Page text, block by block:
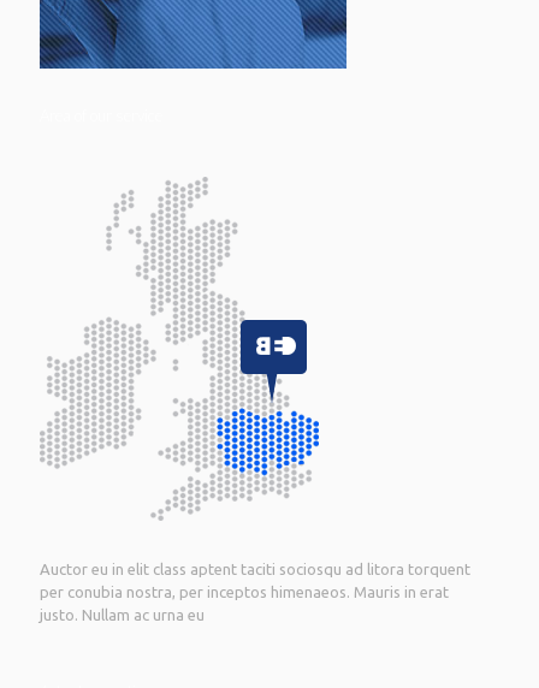
Auctor eu in elit class aptent taciti sociosqu ad litora torquent
per conubia nostra, per inceptos himenaeos. Mauris in erat
justo. Nullam ac urna eu